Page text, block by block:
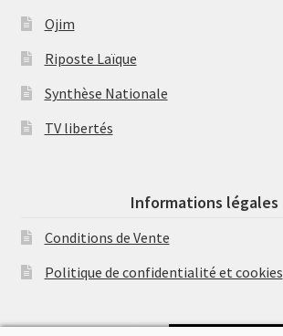
Ojim
Riposte Laïque
Synthèse Nationale
TV libertés
Informations légales
Conditions de Vente
Politique de confidentialité et cookies